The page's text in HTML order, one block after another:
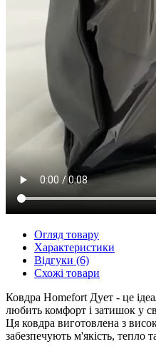
Огляд товару
Характеристики
Відгуки (6)
Схожі товари
Ковдра Homefort Дует - це
любить комфорт і затишок у
Ця ковдра виготовлена з
забезпечують м'якість, тепло